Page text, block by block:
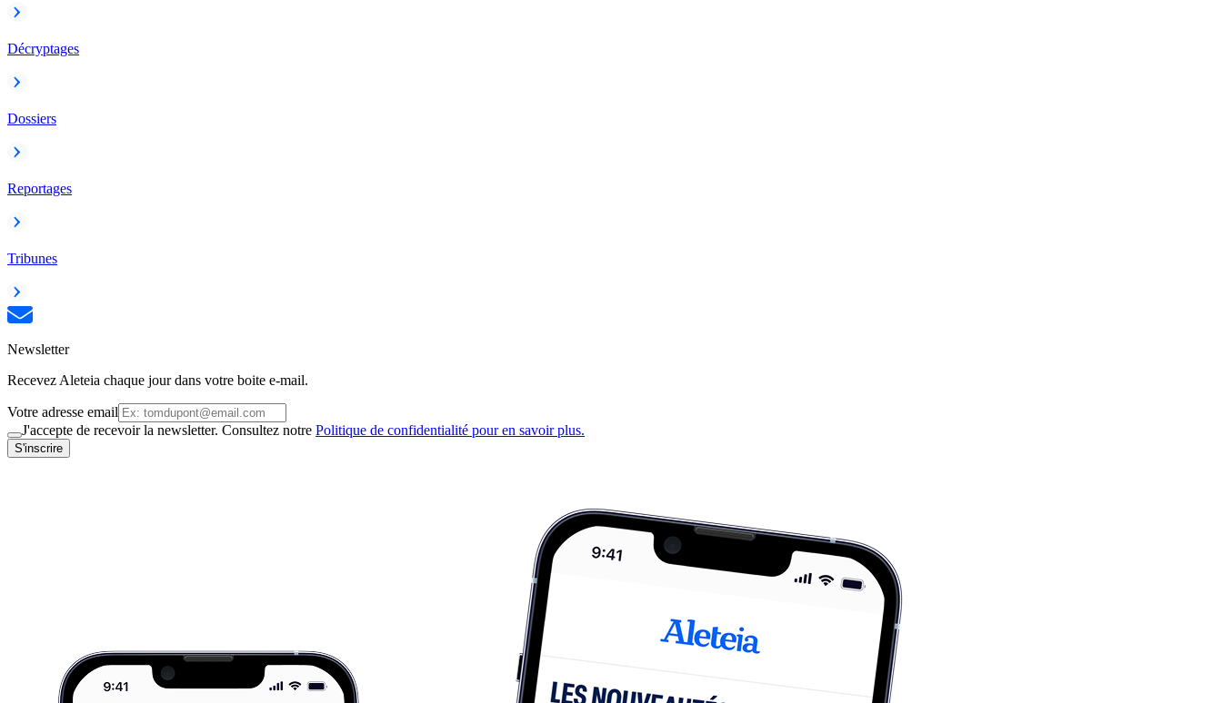
Décryptages
Dossiers
Reportages
Tribunes
Newsletter
Recevez Aleteia chaque jour dans votre boite e-mail.
Votre adresse email
J'accepte de recevoir la newsletter. Consultez notre Politique de confidentialité pour en savoir plus.
S'inscrire